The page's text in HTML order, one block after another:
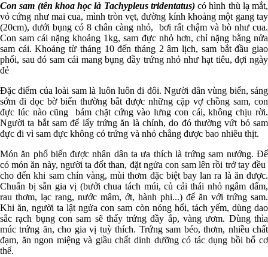
Con sam (tên khoa học là Tachypleus tridentatus) có hình thù lạ mắt,
vỏ cứng như mai cua, mình tròn vẹt, đường kính khoảng một gang tay
(20cm), dưới bụng có 8 chân càng nhỏ, bơi rất chậm và bò như cua.
Con sam cái nặng khoảng 1kg, sam đực nhỏ hơn, chỉ nặng bằng nửa
sam cái. Khoảng từ tháng 10 đến tháng 2 âm lịch, sam bắt đầu giao
phối, sau đó sam cái mang bụng đầy trứng nhỏ như hạt tiêu, đợi ngày
đẻ
Đặc điểm của loài sam là luôn luôn đi đôi. Người dân vùng biển, sáng
sớm đi dọc bờ biển thường bắt được những cặp vợ chồng sam, con
đực lúc nào cũng bám chặt cứng vào lưng con cái, không chịu rời.
Người ta bắt sam để lấy trứng ăn là chính, do đó thường vứt bỏ sam
đực đi vì sam đực không có trứng và nhỏ chẳng được bao nhiêu thịt.
Món ăn phổ biến được nhân dân ta ưa thích là trứng sam nướng. Để
có món ăn này, người ta đốt than, đặt ngửa con sam lên rồi trở tay đều
cho đến khi sam chín vàng, mùi thơm đặc biệt bay lan ra là ăn được.
Chuẩn bị sẵn gia vị (bưởi chua tách múi, củ cải thái nhỏ ngâm dấm,
rau thơm, lạc rang, nước mâm, ớt, hành phi...) để ăn với trứng sam.
Khi ăn, người ta lật ngửa con sam còn nóng hổi, tách yếm, dùng dao
sắc rạch bụng con sam sẽ thấy trứng đầy ắp, vàng ươm. Dùng thìa
múc trứng ăn, cho gia vị tuỳ thích. Trứng sam béo, thơm, nhiều chất
đạm, ăn ngon miệng và giầu chất dinh dưỡng có tác dụng bồi bổ cơ
thể.